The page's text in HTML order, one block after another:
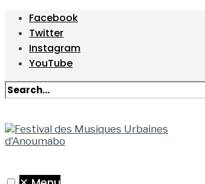
Facebook
Twitter
Instagram
YouTube